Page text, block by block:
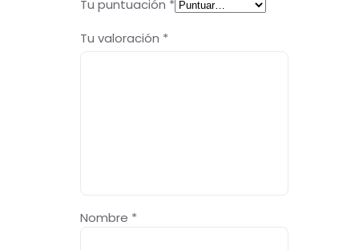
Tu puntuación *
Tu valoración *
Nombre *